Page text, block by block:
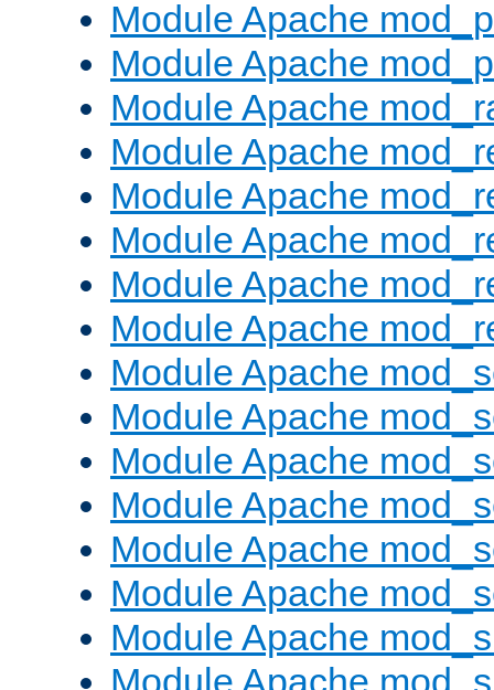
Module Apache
Module Apache
Module Apache
Module Apache
Module Apache
Module Apache
Module Apache
Module Apache
Module Apache
Module Apache
Module Apache
Module Apache
Module Apache
Module Apache
Module Apache
Module Apache